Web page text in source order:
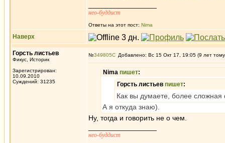
нео-буддист
Ответы на этот пост: Nima
Наверх
Горсть листьев
Фикус, Историк
Зарегистрирован:
10.09.2010
Суждений: 31235
№349805 Добавлено: Вс 15 Окт 17, 19:05 (9 лет
Nima пишет:
Горсть листьев пишет:
Как вы думаете, более
А я откуда знаю).
Ну, тогда и говорить не о чем.
нео-буддист